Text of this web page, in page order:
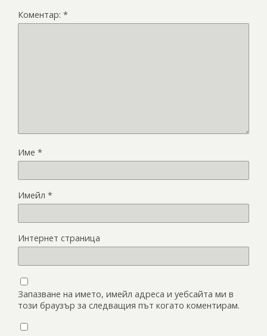
Коментар: *
Име *
Имейл *
Интернет страница
Запазване на името, имейл адреса и уебсайта ми в
този браузър за следващия път когато коментирам.